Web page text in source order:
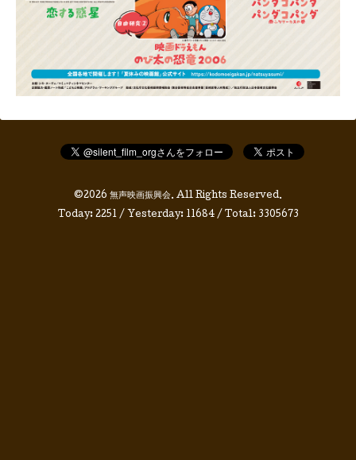
©2026 無声映画振興会. All Rights Reserved.
Today: 2251/ Yesterday: 11684/ Total: 3305673